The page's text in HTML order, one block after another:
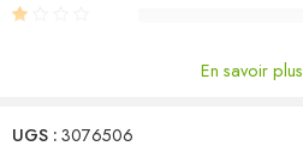
La livraison contient :
6 x canapé d’angle
En savoir plus
UGS :3076506